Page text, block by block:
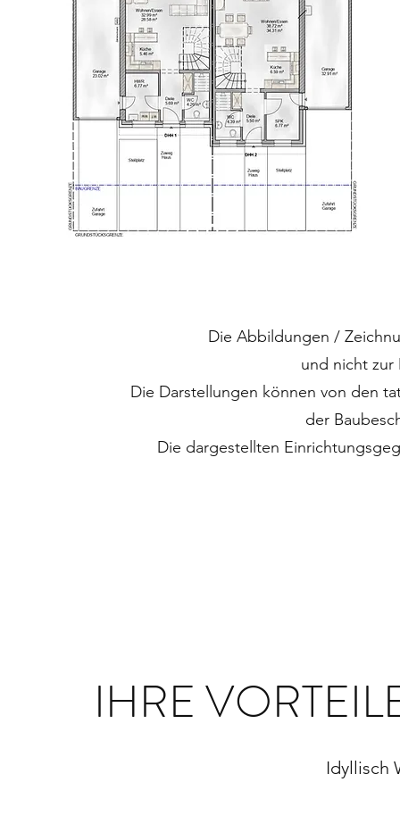
Die Abbildungen /
und nicht
Die Darstellungen können von den
der
Die dargestellten
IHRE
Idyllisch